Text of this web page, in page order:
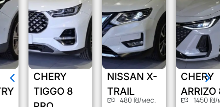
CHERY
TIGGO 8
NISSAN X-
TRAIL
480 ₪/мес.
CHERY
ARRIZO 8
1450 ₪/мес.